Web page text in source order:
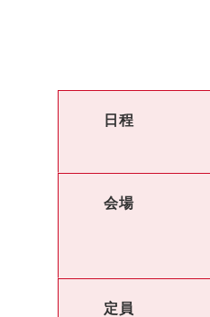
日程
会場
定員